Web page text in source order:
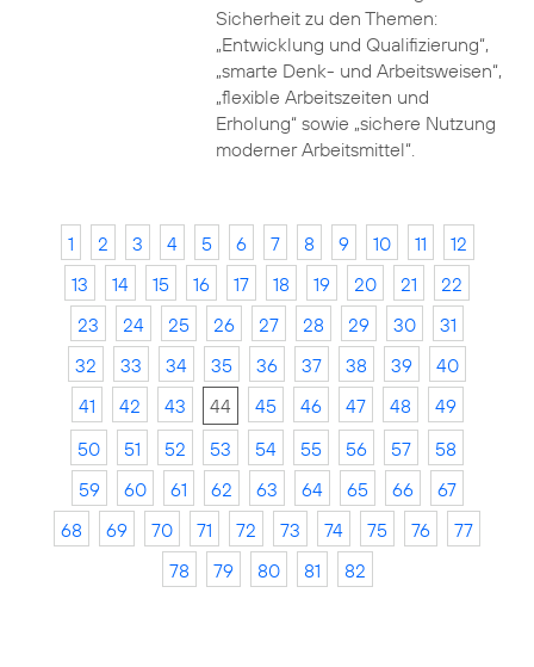
Sicherheit zu den Themen:
„Entwicklung und Qualifizierung“,
„smarte Denk- und Arbeitsweisen“,
„flexible Arbeitszeiten und
Erholung“ sowie „sichere Nutzung
moderner Arbeitsmittel“.
1 2 3 4 5 6 7 8 9 10 11
12
13
14 15 16 17 18 19 20 21
22
23
24 25 26 27 28 29 30
31
32
33 34 35 36 37 38 39
40
41
42 43 44 45 46 47 48
49
50
51 52 53 54 55 56 57
58
59
60 61 62 63 64 65 66
67
68
69 70 71 72 73 74 75 76
77
78
79 80 81 82